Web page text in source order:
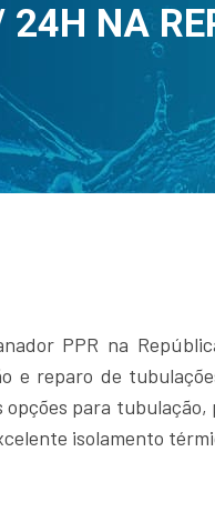
24H NA
PPR na
e reparo de
opções para
isolamento